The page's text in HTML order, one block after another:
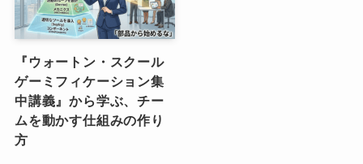
『ウォートン・スクール
ゲーミフィケーション集
中講義』から学ぶ、チー
ムを動かす仕組みの作り
方